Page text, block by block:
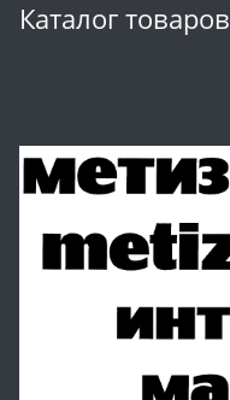
Каталог товаров